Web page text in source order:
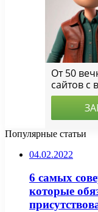
Популярные статьи
04.02.2022
6 самых
которые